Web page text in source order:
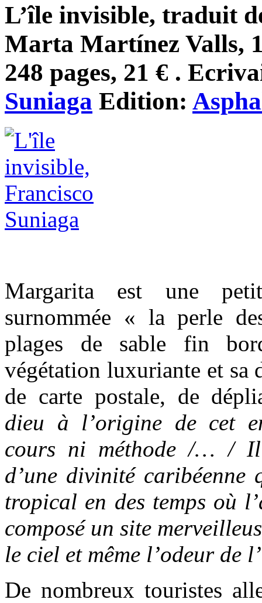
L’île invisible, traduit
Marta Martínez Valls,
248 pages, 21 € .
Suniaga Edition:
Margarita est une
surnommée « la perle
plages de sable fin
végétation luxuriante et sa
de carte postale, de
dieu à l’origine de cet
cours ni méthode /… / Il
d’une divinité
tropical en des temps où
composé un site
le ciel et même l’odeur de
De nombreux touristes